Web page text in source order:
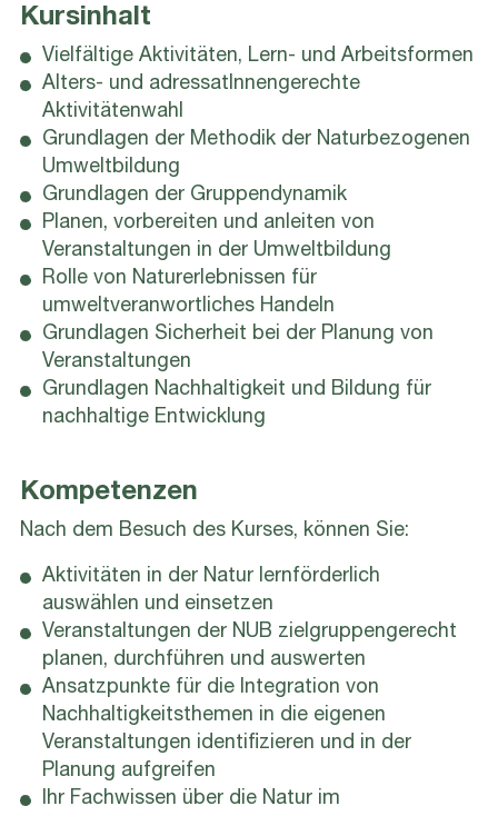
Kursinhalt
Vielfältige Aktivitäten, Lern- und Arbeitsformen
Alters- und adressatInnengerechte
Aktivitätenwahl
Grundlagen der Methodik der Naturbezogenen
Umweltbildung
Grundlagen der Gruppendynamik
Planen, vorbereiten und anleiten von
Veranstaltungen in der Umweltbildung
Rolle von Naturerlebnissen für
umweltveranwortliches Handeln
Grundlagen Sicherheit bei der Planung von
Veranstaltungen
Grundlagen Nachhaltigkeit und Bildung für
nachhaltige Entwicklung
Kompetenzen
Nach dem Besuch des Kurses, können Sie:
Aktivitäten in der Natur lernförderlich
auswählen und einsetzen
Veranstaltungen der NUB zielgruppengerecht
planen, durchführen und auswerten
Ansatzpunkte für die Integration von
Nachhaltigkeitsthemen in die eigenen
Veranstaltungen identifizieren und in der
Planung aufgreifen
Ihr Fachwissen über die Natur im